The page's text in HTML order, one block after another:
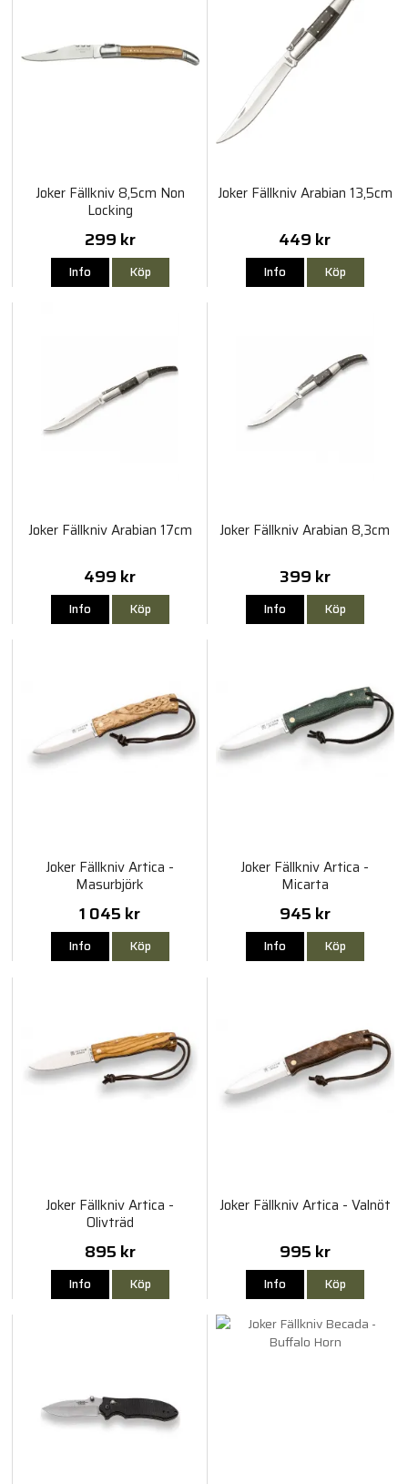
Joker Fällkniv 8,5cm Non
Locking
299 kr
Info Köp
Joker Fällkniv Arabian 13,5cm
449 kr
Info Köp
Joker Fällkniv Arabian 17cm
499 kr
Info Köp
Joker Fällkniv Arabian 8,3cm
399 kr
Info Köp
Joker Fällkniv Artica -
Masurbjörk
1 045 kr
Info Köp
Joker Fällkniv Artica -
Micarta
945 kr
Info Köp
Joker Fällkniv Artica -
Olivträd
895 kr
Info Köp
Joker Fällkniv Artica - Valnöt
995 kr
Info Köp